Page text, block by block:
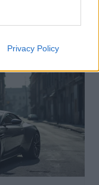
Privacy Policy